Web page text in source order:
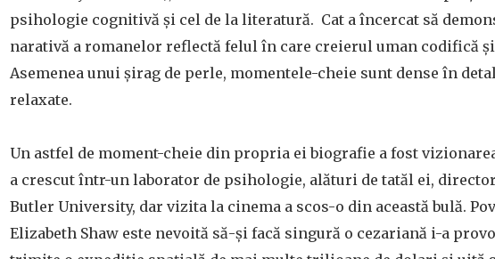
psihologie cognitivă și cel de la literatură. Cat a încercat să
narativă a romanelor reflectă felul în care creierul uman codifică
Asemenea unui șirag de perle, momentele-cheie sunt dense în
relaxate.
Un astfel de moment-cheie din propria ei biografie a fost
a crescut într-un laborator de psihologie, alături de tatăl ei,
Butler University, dar vizita la cinema a scos-o din această bulă.
Elizabeth Shaw este nevoită să-și facă singură o cezariană i-a